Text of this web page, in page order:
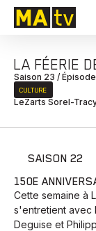
LA FÉERIE
Saison 23 /
CULTURE
LeZarts Sorel-
SAISON 22
150E
Cette semaine à
s'entretient avec
Deguise et